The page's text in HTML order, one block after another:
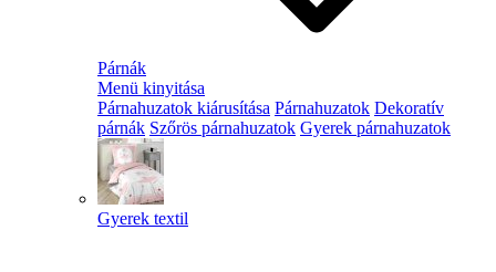
Párnák
Menü kinyitása
Párnahuzatok kiárusítása Párnahuzatok Dekoratív
párnák Szőrös párnahuzatok Gyerek párnahuzatok
Gyerek textil